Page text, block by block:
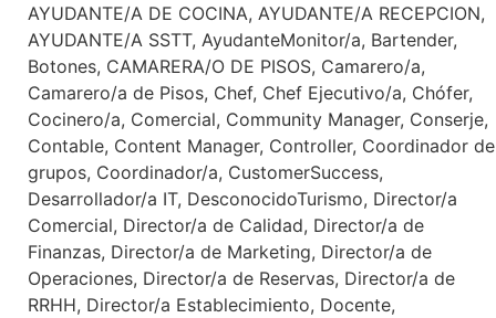
AYUDANTE/A DE COCINA, AYUDANTE/A RECEPCION,
AYUDANTE/A SSTT, AyudanteMonitor/a, Bartender,
Botones, CAMARERA/O DE PISOS, Camarero/a,
Camarero/a de Pisos, Chef, Chef Ejecutivo/a, Chófer,
Cocinero/a, Comercial, Community Manager, Conserje,
Contable, Content Manager, Controller, Coordinador de
grupos, Coordinador/a, CustomerSuccess,
Desarrollador/a IT, DesconocidoTurismo, Director/a
Comercial, Director/a de Calidad, Director/a de
Finanzas, Director/a de Marketing, Director/a de
Operaciones, Director/a de Reservas, Director/a de
RRHH, Director/a Establecimiento, Docente,